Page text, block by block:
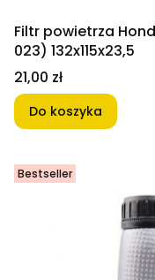
Filtr powietrza
023) 132x115x23,5
Cena
21,00 zł
Do koszyka
Bestseller